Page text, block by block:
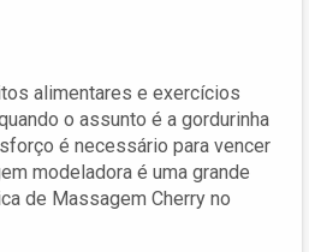
alimentares e exercícios
o assunto é a gordurinha
é necessário para vencer
modeladora é uma grande
de Massagem Cherry no